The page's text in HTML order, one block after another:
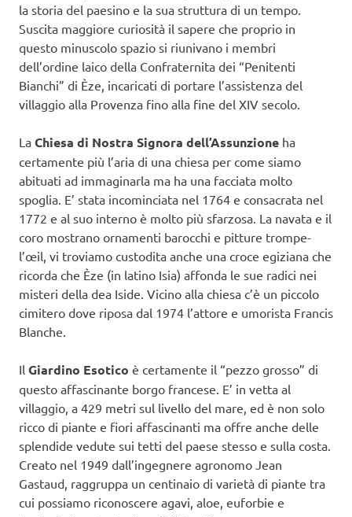
la storia del paesino e la sua struttura di un tempo.
Suscita maggiore curiosità il sapere che proprio in
questo minuscolo spazio si riunivano i membri
dell’ordine laico della Confraternita dei “Penitenti
Bianchi” di Èze, incaricati di portare l’assistenza del
villaggio alla Provenza fino alla fine del XIV secolo.
La Chiesa di Nostra Signora dell’Assunzione ha
certamente più l’aria di una chiesa per come siamo
abituati ad immaginarla ma ha una facciata molto
spoglia. E’ stata incominciata nel 1764 e consacrata nel
1772 e al suo interno è molto più sfarzosa. La navata e il
coro mostrano ornamenti barocchi e pitture trompe-
l’œil, vi troviamo custodita anche una croce egiziana che
ricorda che Èze (in latino Isia) affonda le sue radici nei
misteri della dea Iside. Vicino alla chiesa c’è un piccolo
cimitero dove riposa dal 1974 l’attore e umorista Francis
Blanche.
Il Giardino Esotico è certamente il “pezzo grosso” di
questo affascinante borgo francese. E’ in vetta al
villaggio, a 429 metri sul livello del mare, ed è non solo
ricco di piante e fiori affascinanti ma offre anche delle
splendide vedute sui tetti del paese stesso e sulla costa.
Creato nel 1949 dall’ingegnere agronomo Jean
Gastaud, raggruppa un centinaio di varietà di piante tra
cui possiamo riconoscere agavi, aloe, euforbie e